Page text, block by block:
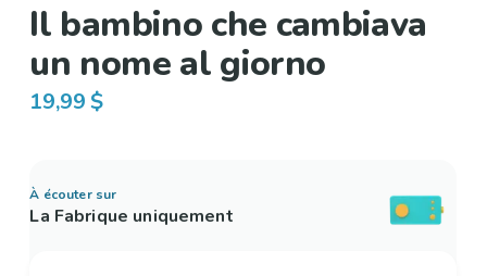
Il bambino che cambiava
un nome al giorno
19,99 $
À écouter sur
La Fabrique uniquement